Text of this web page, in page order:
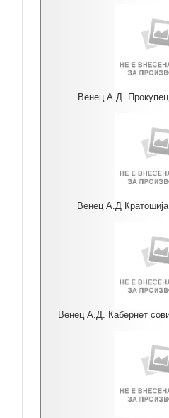
Венец А.Д. Прокупец
Венец А.Д
Венец А.Д. Кабернет